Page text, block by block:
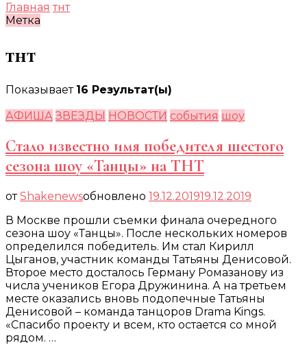
Главная тнт
Метка
тнт
Показывает 16 Результат(ы)
АФИША ЗВЕЗДЫ НОВОСТИ события шоу
Стало известно имя победителя шестого
сезона шоу «Танцы» на ТНТ
отShakenewsобновлено 19.12.201919.12.2019
В Москве прошли съемки финала очередного
сезона шоу «Танцы». После нескольких номеров
определился победитель. Им стал Кирилл
Цыганов, участник команды Татьяны Денисовой.
Второе место досталось Герману Ромазанову из
числа учеников Егора Дружинина. А на третьем
месте оказались вновь подопечные Татьяны
Денисовой – команда танцоров Drama Kings.
«Спасибо проекту и всем, кто остается со мной
рядом. …